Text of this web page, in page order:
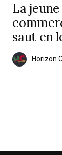
La
saut en
Horizon